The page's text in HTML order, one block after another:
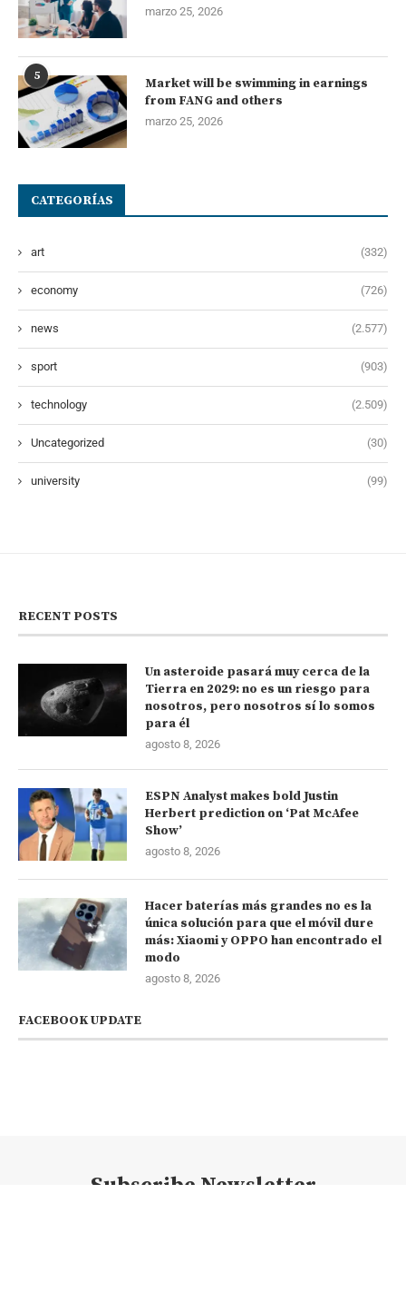
marzo 25, 2026
5
Market will be swimming in earnings
from FANG and others
marzo 25, 2026
CATEGORÍAS
art (332)
economy (726)
news (2.577)
sport (903)
technology (2.509)
Uncategorized (30)
university (99)
RECENT POSTS
Un asteroide pasará muy cerca de la
Tierra en 2029: no es un riesgo para
nosotros, pero nosotros sí lo somos
para él
agosto 8, 2026
ESPN Analyst makes bold Justin
Herbert prediction on ‘Pat McAfee
Show’
agosto 8, 2026
Hacer baterías más grandes no es la
única solución para que el móvil dure
más: Xiaomi y OPPO han encontrado el
modo
agosto 8, 2026
FACEBOOK UPDATE
Subscribe Newsletter